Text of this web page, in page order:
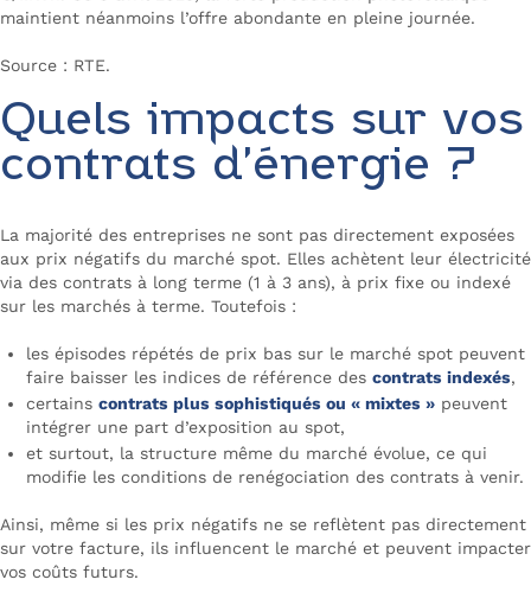
maintient néanmoins l’offre abondante en pleine journée.
Source : RTE.
Quels impacts sur vos
contrats d’énergie ?
La majorité des entreprises ne sont pas directement exposées
aux prix négatifs du marché spot. Elles achètent leur électricité
via des contrats à long terme (1 à 3 ans), à prix fixe ou indexé
sur les marchés à terme. Toutefois :
les épisodes répétés de prix bas sur le marché spot peuvent
faire baisser les indices de référence des contrats indexés,
certains contrats plus sophistiqués ou « mixtes » peuvent
intégrer une part d’exposition au spot,
et surtout, la structure même du marché évolue, ce qui
modifie les conditions de renégociation des contrats à venir.
Ainsi, même si les prix négatifs ne se reflètent pas directement
sur votre facture, ils influencent le marché et peuvent impacter
vos coûts futurs.